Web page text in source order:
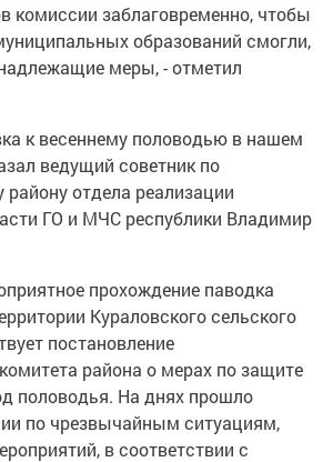
комиссии заблаговременно, чтобы
образований смогли,
меры, - отметил
к весеннему половодью в нашем
ведущий советник по
району отдела реализации
ГО и МЧС республики Владимир
прохождение паводка
Кураловского сельского
постановление
района о мерах по защите
половодья. На днях прошло
по чрезвычайным ситуациям,
в соответствии с